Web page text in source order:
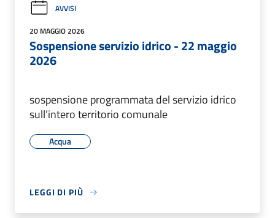
AVVISI
20 MAGGIO 2026
Sospensione servizio idrico - 22 maggio
2026
sospensione programmata del servizio idrico
sull’intero territorio comunale
Acqua
LEGGI DI PIÙ